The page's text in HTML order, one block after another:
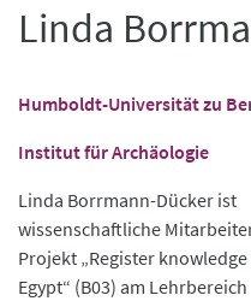
Linda
Humboldt-Universität zu
Institut für Archäologie
Linda Borrmann-Dücker ist
wissenschaftliche
Projekt „Register
Egypt“ (B03) am Lehrbereich